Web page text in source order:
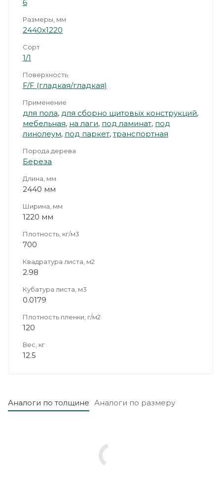
6
Размеры, мм
2440х1220
Сорт
1/1
Поверхность
F/F (гладкая/гладкая)
Применение
для пола, для сборно щитовых конструкций,
мебельная, на лаги, под ламинат, под
линолеум, под паркет,транспортная
Порода дерева
Береза
Длина, мм
2440 мм
Ширина, мм
1220 мм
Плотность, кг/м3
700
Квадратура листа, м2
2.98
Кубатура листа, м3
0.0179
Плотность пленки, г/м2
120
Вес, кг
12.5
Аналоги по толщине Аналоги по размеру